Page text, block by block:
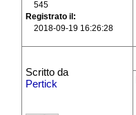
545
Registrato il
2018-09-19 16:26:28
Scritto da
Pertick